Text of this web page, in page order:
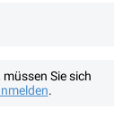
Sie sich
.